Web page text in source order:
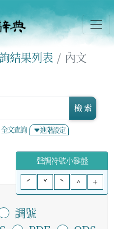
結果列表 內文
全文查詢 進階設定
檢 索
聲調符號小鍵盤
ˊ
ˇ ˋ ^ +
調號